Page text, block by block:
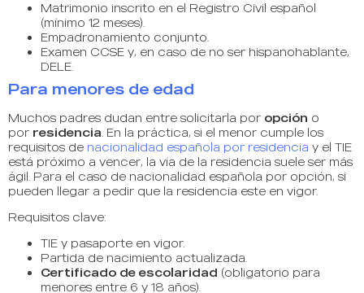
Matrimonio inscrito en el Registro Civil español
(mínimo 12 meses).
Empadronamiento conjunto.
Examen CCSE y, en caso de no ser hispanohablante,
DELE.
Para menores de edad
Muchos padres dudan entre solicitarla por opción o
por residencia. En la práctica, si el menor cumple los
requisitos de nacionalidad española por residencia y el TIE
está próximo a vencer, la vía de la residencia suele ser más
ágil. Para el caso de nacionalidad española por opción, si
pueden llegar a pedir que la residencia este en vigor.
Requisitos clave:
TIE y pasaporte en vigor.
Partida de nacimiento actualizada.
Certificado de escolaridad (obligatorio para
menores entre 6 y 18 años).